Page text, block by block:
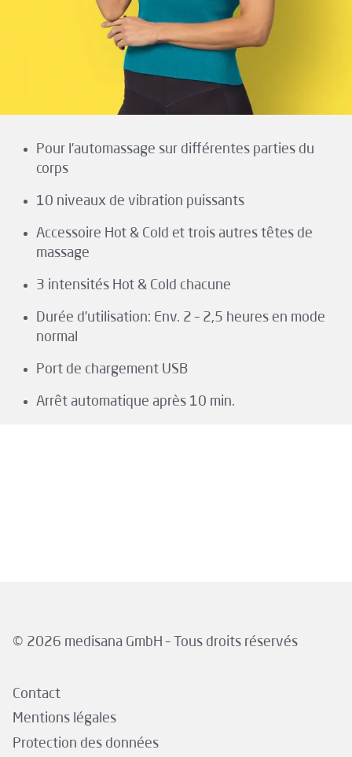
Pour l’automassage sur différentes parties du
corps
10 niveaux de vibration puissants
Accessoire Hot & Cold et trois autres têtes de
massage
3 intensités Hot & Cold chacune
Durée d’utilisation: Env. 2 – 2,5 heures en mode
normal
Port de chargement USB
Arrêt automatique après 10 min.
© 2026 medisana GmbH – Tous droits réservés
Contact
Mentions légales
Protection des données